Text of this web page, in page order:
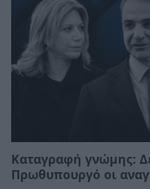
Καταγραφή γνώμης:
Πρωθυπουργό οι